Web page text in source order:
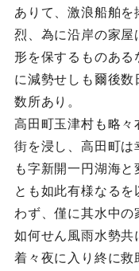
ありて、激浪船舶
烈、為に沿岸の家屋
形を保するものある
に減勢せしも爾後
数所あり。
高田町玉津村も略々
街を浸し、高田町は
も字新開一円湖海
とも如此有様なる
わず、僅に其水中の
如何せん風雨水勢共
着々夜に入り終に救